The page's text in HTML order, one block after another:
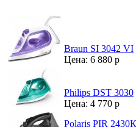
Braun SI 3042 VI
Цена: 6 880 р
Philips DST 3030
Цена: 4 770 р
Polaris PIR 2430К